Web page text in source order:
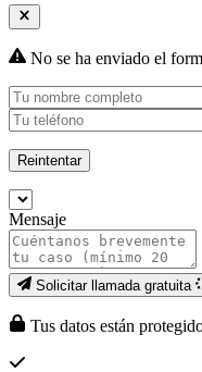
No se ha enviado el
Reintentar
Mensaje
Solicitar llamada gratuita
Tus datos están